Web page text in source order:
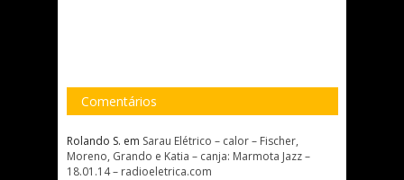
Comentários
Rolando S. em Sarau Elétrico – calor – Fischer,
Moreno, Grando e Katia – canja: Marmota Jazz –
18.01.14 – radioeletrica.com